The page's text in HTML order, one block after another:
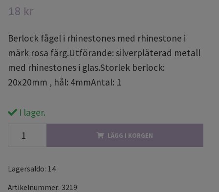
18 kr
Berlock fågel i rhinestones med rhinestone i
märk rosa färg.Utförande: silverpläterad metall
med rhinestones i glas.Storlek berlock:
20x20mm , hål: 4mmAntal: 1
I lager.
LÄGG I KORGEN
Lagersaldo: 14
Artikelnummer: 3219